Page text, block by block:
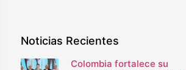
Noticias Recientes
Colombia fortalece su